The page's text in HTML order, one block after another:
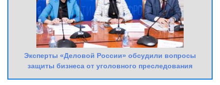
Эксперты «Деловой России» обсудили вопросы
защиты бизнеса от уголовного преследования